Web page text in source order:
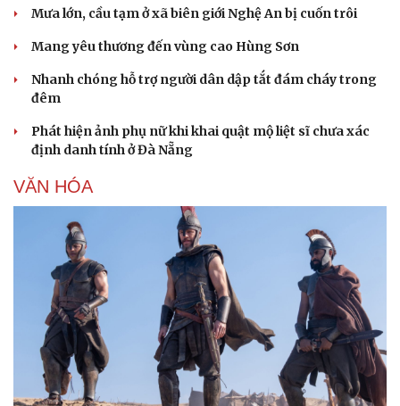
Sân khấu - Điện ảnh
Văn học
Âm nhạc
Di sản
Giải trí
Nghệ sĩ
Thời trang
Sao Việt
Mưa lớn, cầu tạm ở xã biên giới Nghệ An bị cuốn trôi
Mang yêu thương đến vùng cao Hùng Sơn
Nhanh chóng hỗ trợ người dân dập tắt đám cháy trong
đêm
Phát hiện ảnh phụ nữ khi khai quật mộ liệt sĩ chưa xác
định danh tính ở Đà Nẵng
VĂN HÓA